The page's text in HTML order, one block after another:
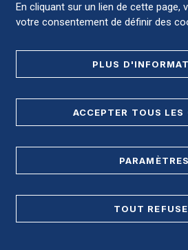
4 Place du Pr Robert-Debré,
cedex 9
réadaptation, de rééducation et
NOUS CONTACTER
NOUS SOUTENIR
En cliquant sur un lien de cette page,
votre consentement de définir des
PLUS
ACCEPTER TOUS LES
PARAMÈTRES
TOUT